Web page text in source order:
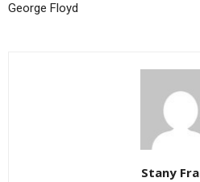
George Floyd
Stany